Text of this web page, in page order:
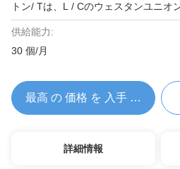
トン/ Tは、L / Cのウェスタンユニオ
供給能力:
30 個/月
最高 の 価格 を 入手 する
詳細情報